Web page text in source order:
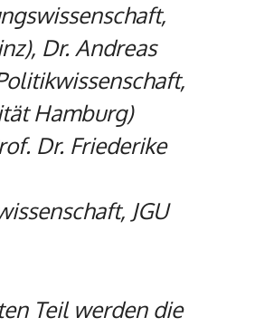
Dr. Andreas
Hamburg)
Dr. Friederike
JGU
Teil werden die